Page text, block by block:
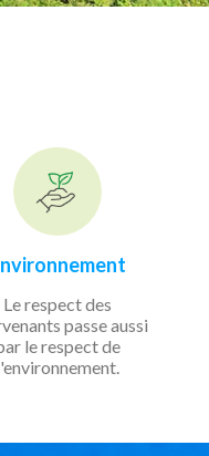
Le respect des
passe aussi
le respect de